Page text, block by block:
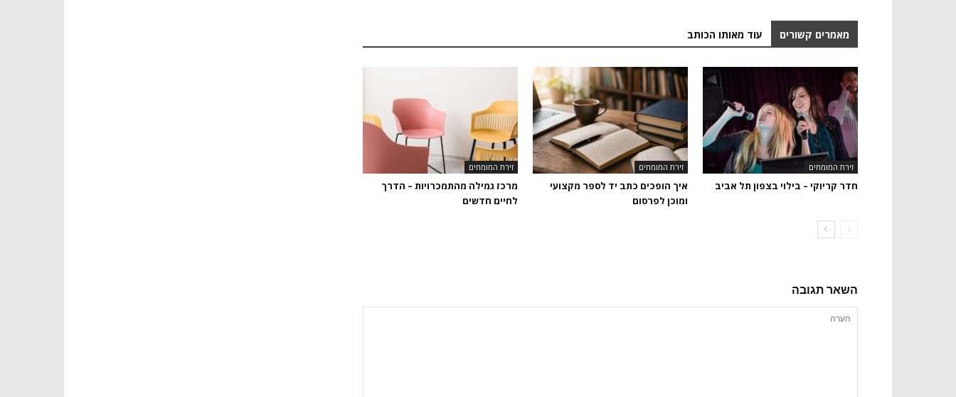
מאמרים קשורים עוד מאותו הכותב
זירת המומחים
חדר קריוקי – בילוי בצפון תל אביב
זירת המומחים
איך הופכים כתב יד לספר מקצועי
ומוכן לפרסום
זירת המומחים
מרכז גמילה מהתמכרויות – הדרך
לחיים חדשים
השאר תגובה